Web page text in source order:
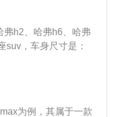
取得累计76个月SUV
弗h2、哈弗h6、哈弗
suv，车身尺寸是：
箱容积为55l。哈弗f
后悬架使用了双横
为例，其属于一款